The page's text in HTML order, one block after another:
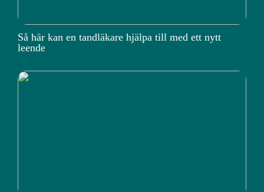
Så här kan en tandläkare hjälpa till med ett nytt
leende